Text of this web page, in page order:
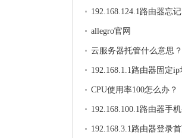
192.168.124.1路由器忘
allegro官网
云服务器托管什么意思？
192.168.1.1路由器固定ip
CPU使用率100怎么办？
192.168.100.1路由器手
192.168.3.1路由器登录